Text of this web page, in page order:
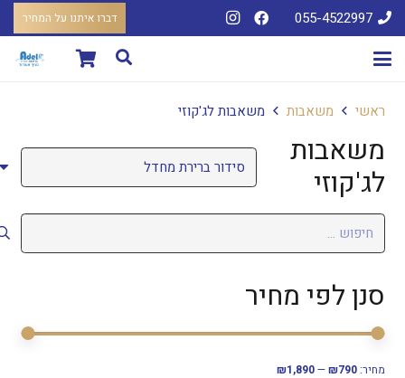
055-4522997 דברו איתנו על המחיר
ראשי משאבות משאבות לג'קוזי
משאבות
לג'קוזי
חיפוש:
סנן לפי מחיר
מחיר:₪790
—
₪1,890